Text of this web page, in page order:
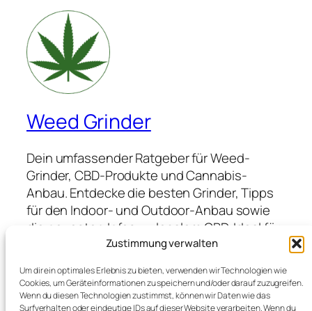
Zustimmung verwalten
Um dir ein optimales Erlebnis zu bieten, verwenden wir Technologien wie
Cookies, um Geräteinformationen zu speichern und/oder darauf zuzugreifen.
Wenn du diesen Technologien zustimmst, können wir Daten wie das
Surfverhalten oder eindeutige IDs auf dieser Website verarbeiten. Wenn du
Weed Grinder
Dein umfassender Ratgeber für Weed-
Grinder, CBD-Produkte und Cannabis-
Anbau. Entdecke die besten Grinder, Tipps
für den Indoor- und Outdoor-Anbau sowie
die neuesten Infos zu legalem CBD. Ideal für
Anfänger und Profis, die hochwertige
profitieren möchten.